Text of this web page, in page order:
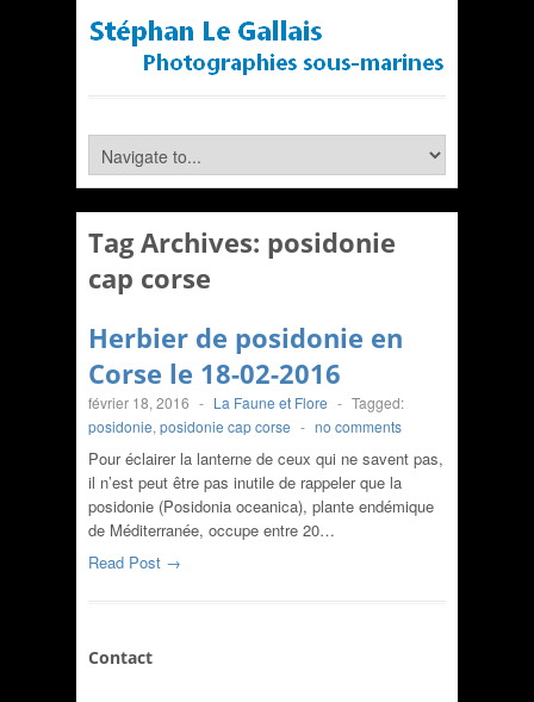
Tag Archives: posidonie
cap corse
Herbier de posidonie en
Corse le 18-02-2016
février 18, 2016 - La Faune et Flore - Tagged:
posidonie, posidonie cap corse - no comments
Pour éclairer la lanterne de ceux qui ne savent pas,
il n’est peut être pas inutile de rappeler que la
posidonie (Posidonia oceanica), plante endémique
de Méditerranée, occupe entre 20…
Read Post →
Contact